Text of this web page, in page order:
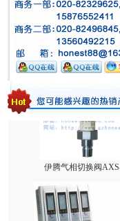
1588VN/1588MN减压阀/
伊腾气相切换阀AXS-